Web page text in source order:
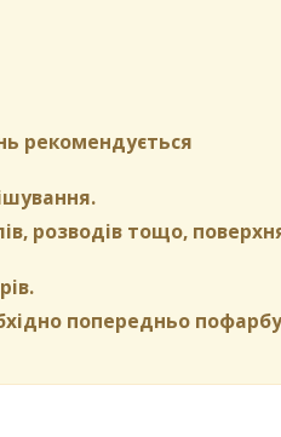
рекомендується
розводів тощо,
попередньо